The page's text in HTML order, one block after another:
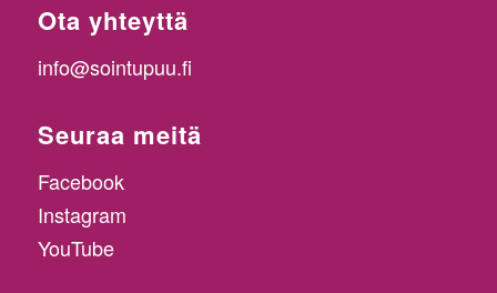
Ota yhteyttä
info@sointupuu.fi
Seuraa meitä
Facebook
Instagram
YouTube